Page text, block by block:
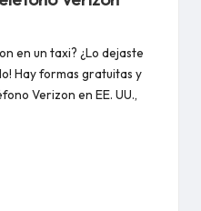
en un taxi? ¿Lo dejaste
Hay formas gratuitas y
Verizon en EE. UU.,